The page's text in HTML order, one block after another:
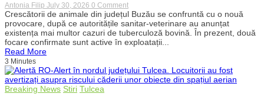
Antonia Filip July 30, 2026 0 Commenton
Tuberculoza
bovină
continuă
să
creeze
județul
Buzău.
Crescătorii de animale din județul Buzău se confruntă cu o nouă
provocare, după ce autoritățile sanitar-veterinare au anunțat
existența mai multor cazuri de tuberculoză bovină. În prezent, două
focare confirmate sunt active în exploatații...
Read More
3 Minutes
Breaking News Stiri Tulcea